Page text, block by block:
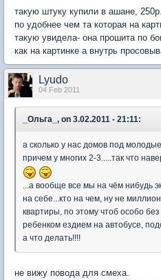
такую штуку купили в ашане,
по удобнее чем та которая на
такую увидела- она прошита по
как на картинке а внутрь
Lyudo
04 Feb 2011
_Ольга_, on 3.02.2011 - 21:11:
а сколько у нас домов под
причем у многих 2-3.....так что
...а вообще все мы на чём нибудь
на себе...кто на чем, ну не
квартиры, по этому чтоб особо
ребенком ездием на автобусе,
а что делать!!!!
не вижу повода для смеха.